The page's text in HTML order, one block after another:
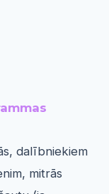
dalībniekiem
mitrās